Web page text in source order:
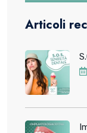
Articoli